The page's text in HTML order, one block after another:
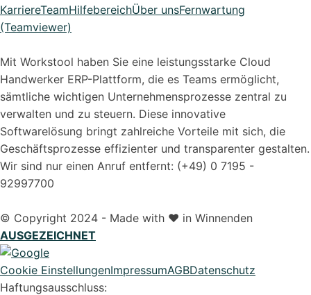
KarriereTeamHilfebereichÜber unsFernwartung
(Teamviewer)
Mit Workstool haben Sie eine leistungsstarke Cloud
Handwerker ERP-Plattform, die es Teams ermöglicht,
sämtliche wichtigen Unternehmensprozesse zentral zu
verwalten und zu steuern. Diese innovative
Softwarelösung bringt zahlreiche Vorteile mit sich, die
Geschäftsprozesse effizienter und transparenter gestalten.
Wir sind nur einen Anruf entfernt: (+49) 0 7195 -
92997700
© Copyright 2024 - Made with ❤️ in Winnenden
AUSGEZEICHNET
Cookie EinstellungenImpressumAGBDatenschutz
Haftungsausschluss: